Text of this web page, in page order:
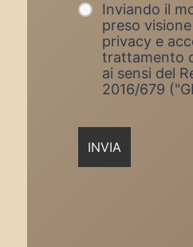
Inviando il
preso
privacy e
trattamento
ai sensi del
2016/679